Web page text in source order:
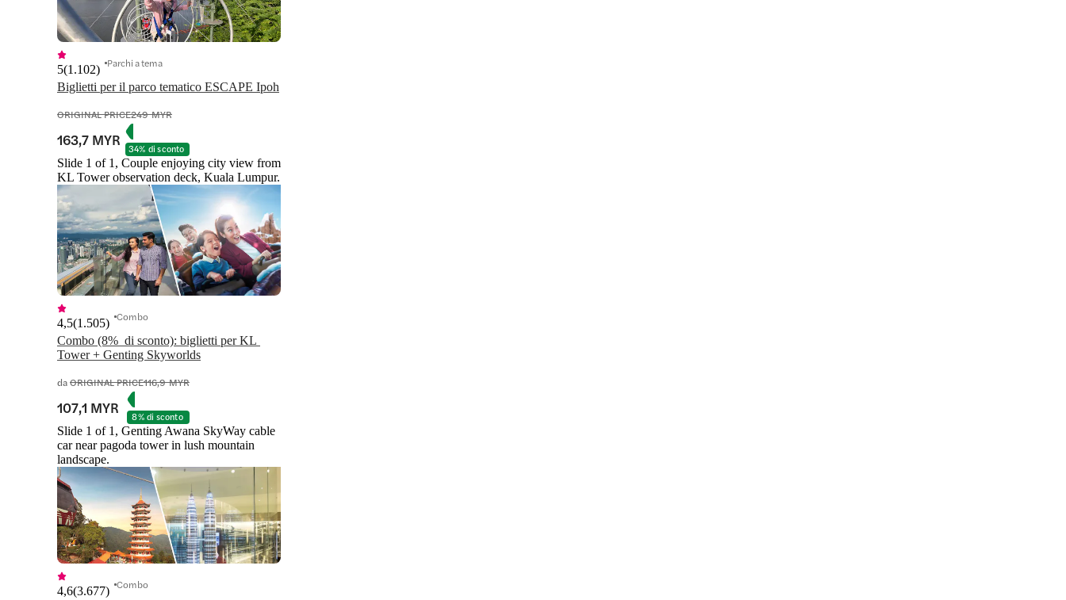
Biglietti per il parco tematico ESCAPE Ipoh
5(1.102) Parchi a tema
ORIGINAL PRICE249 MYR
163,7 MYR 34% di sconto
Slide 1 of 1, Couple enjoying city view from
KL Tower observation deck, Kuala Lumpur.
Combo (8%  di sconto): biglietti per KL
4,5(1.505) Combo
daORIGINAL PRICE116,9 MYR
107,1 MYR 8% di sconto
Slide 1 of 1, Genting Awana SkyWay cable
car near pagoda tower in lush mountain
landscape.
4,6(3.677) Combo